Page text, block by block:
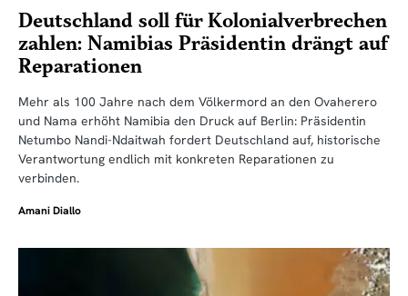
Deutschland soll für Kolonialverbrechen
zahlen: Namibias Präsidentin drängt auf
Reparationen
Mehr als 100 Jahre nach dem Völkermord an den Ovaherero
und Nama erhöht Namibia den Druck auf Berlin: Präsidentin
Netumbo Nandi-Ndaitwah fordert Deutschland auf, historische
Verantwortung endlich mit konkreten Reparationen zu
verbinden.
Amani Diallo